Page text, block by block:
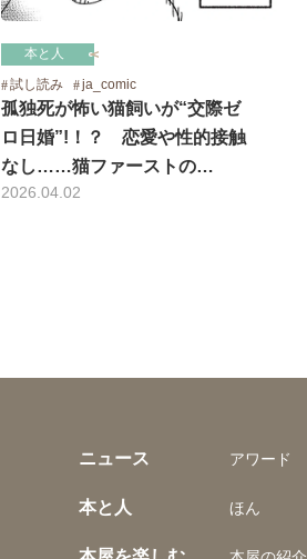
本と人
試し読み
ja_comic
孤独死が怖い猫飼いが“交際ゼ
ロ日婚”!！？ 恋愛や性的接触
なし……猫ファーストの…
2026.04.02
ニュース アワード
本と人 ほん